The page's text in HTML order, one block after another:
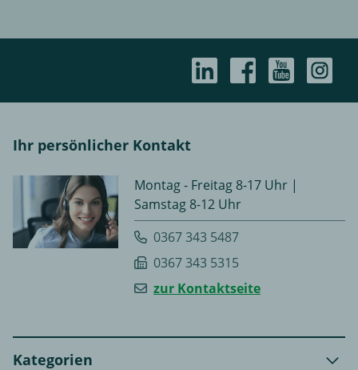
Ihr persönlicher Kontakt
Montag - Freitag 8-17 Uhr |
Samstag 8-12 Uhr
0367 343 5487
0367 343 5315
zur Kontaktseite
Kategorien